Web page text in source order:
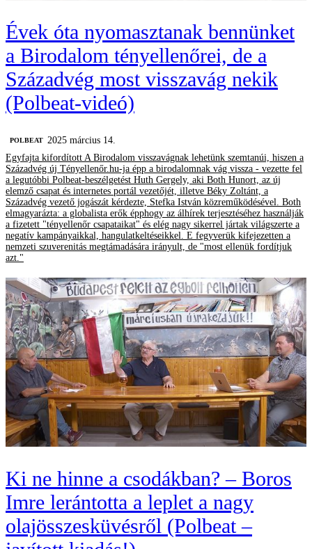
Évek óta nyomasztanak bennünket
a Birodalom tényellenőrei, de a
Századvég most visszavág nekik
(Polbeat-videó)
‎POLBEAT
2025 március 14.
Egyfajta kifordított A Birodalom visszavágnak lehetünk szemtanúi, hiszen a
Századvég új Tényellenőr.hu-ja épp a birodalomnak vág vissza - vezette fel
a legutóbbi Polbeat-beszélgetést Huth Gergely, aki Both Hunort, az új
elemző csapat és internetes portál vezetőjét, illetve Béky Zoltánt, a
Századvég vezető jogászát kérdezte, Stefka István közreműködésével. Both
elmagyarázta: a globalista erők épphogy az álhírek terjesztéséhez használják
a fizetett "tényellenőr csapataikat" és elég nagy sikerrel jártak világszerte a
negatív kampányaikkal, hangulatkeltéseikkel. E fegyverük kifejezetten a
nemzeti szuverenitás megtámadására irányult, de "most ellenük fordítjuk
azt."
Ki ne hinne a csodákban? – Boros
Imre lerántotta a leplet a nagy
olajösszesküvésről (Polbeat –